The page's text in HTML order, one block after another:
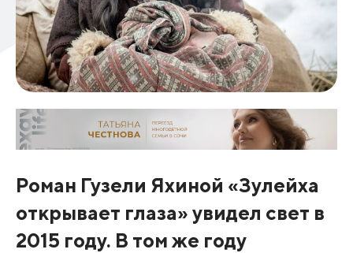
Роман Гузели Яхиной «Зулейха
открывает глаза» увидел свет в
2015 году. В том же году